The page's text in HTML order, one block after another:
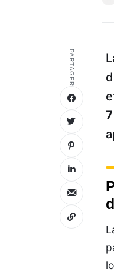
PARTAGER